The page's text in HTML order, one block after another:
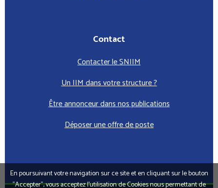
Contact
Contacter le SNIIM
Un IIM dans votre structure ?
Être annonceur dans nos publications
Déposer une offre de poste
En poursuivant votre navigation sur ce site et en cliquant sur le bouton
"Accepter", vous acceptez l’utilisation de Cookies nous permettant de